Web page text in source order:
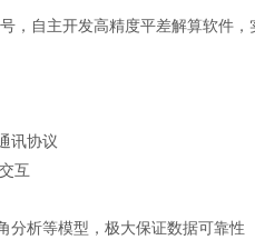
，自主开发高精度平差解算软件，
讯协议
互
分析等模型，极大保证数据可靠性